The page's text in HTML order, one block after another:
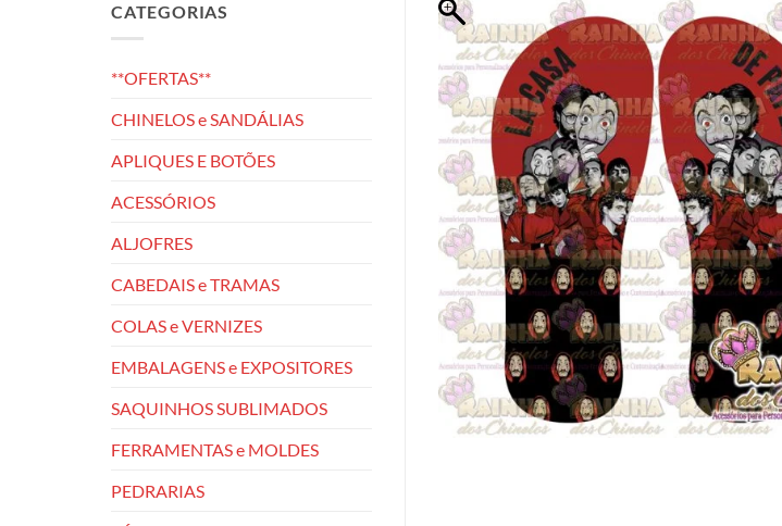
CATEGORIAS
**OFERTAS**
CHINELOS e SANDÁLIAS
APLIQUES E BOTÕES
ACESSÓRIOS
ALJOFRES
CABEDAIS e TRAMAS
COLAS e VERNIZES
EMBALAGENS e EXPOSITORES
SAQUINHOS SUBLIMADOS
FERRAMENTAS e MOLDES
PEDRARIAS